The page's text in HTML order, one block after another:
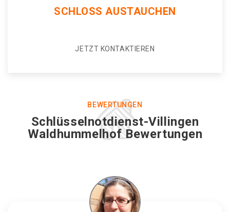
SCHLOSS AUSTAUCHEN
JETZT KONTAKTIEREN
BEWERTUNGEN
Schlüsselnotdienst-Villingen
Waldhummelhof Bewertungen